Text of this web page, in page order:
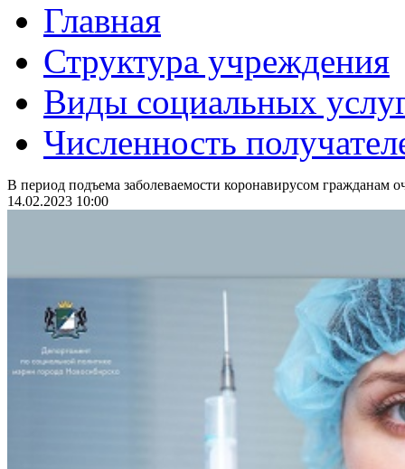
Главная
Структура учреждения
Виды социальных
Численность
В период подъема заболеваемости коронавирусом гражданам
14.02.2023 10:00